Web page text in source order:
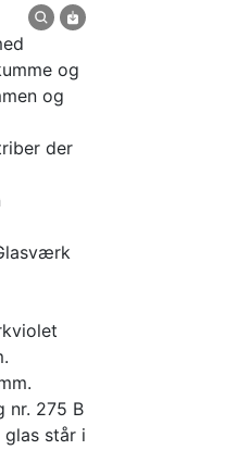
og
og
der
nr. 275 B
glas står i